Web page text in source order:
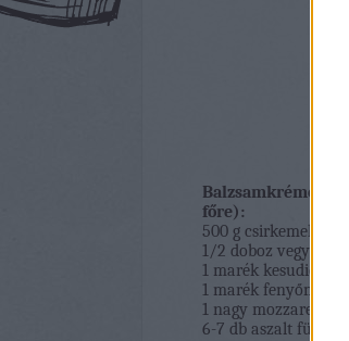
Balzsamkrémes
főre):
500 g csirkemell filé
1/2 doboz vegyes
1 marék kesudió
1 marék fenyőmag
1 nagy mozzarella
6-7 db aszalt füge